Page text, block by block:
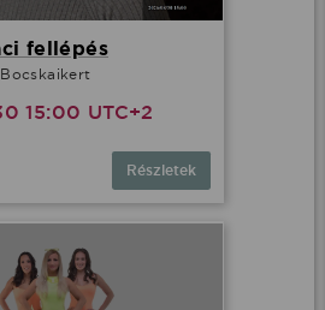
fellépés
15:00 UTC+2
Részletek